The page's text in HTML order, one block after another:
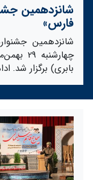
شانزدهمین
فارس»
شانزدهمین
بابری) برگزار شد.